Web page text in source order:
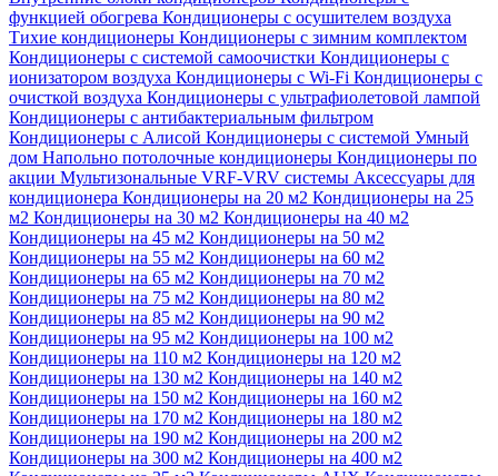
функцией обогрева Кондиционеры с осушителем воздуха
Тихие кондиционеры Кондиционеры с зимним комплектом
Кондиционеры с системой самоочистки Кондиционеры с
ионизатором воздуха Кондиционеры с Wi-Fi Кондиционеры с
очисткой воздуха Кондиционеры с ультрафиолетовой лампой
Кондиционеры с антибактериальным фильтром
Кондиционеры с Алисой Кондиционеры с системой Умный
дом Напольно потолочные кондиционеры Кондиционеры по
акции Мультизональные VRF-VRV системы Аксессуары для
кондиционера Кондиционеры на 20 м2 Кондиционеры на 25
м2 Кондиционеры на 30 м2 Кондиционеры на 40 м2
Кондиционеры на 45 м2 Кондиционеры на 50 м2
Кондиционеры на 55 м2 Кондиционеры на 60 м2
Кондиционеры на 65 м2 Кондиционеры на 70 м2
Кондиционеры на 75 м2 Кондиционеры на 80 м2
Кондиционеры на 85 м2 Кондиционеры на 90 м2
Кондиционеры на 95 м2 Кондиционеры на 100 м2
Кондиционеры на 110 м2 Кондиционеры на 120 м2
Кондиционеры на 130 м2 Кондиционеры на 140 м2
Кондиционеры на 150 м2 Кондиционеры на 160 м2
Кондиционеры на 170 м2 Кондиционеры на 180 м2
Кондиционеры на 190 м2 Кондиционеры на 200 м2
Кондиционеры на 300 м2 Кондиционеры на 400 м2